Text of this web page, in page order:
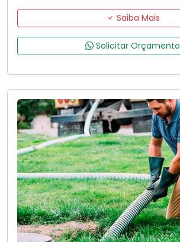
Saiba Mais
Solicitar Orçamento